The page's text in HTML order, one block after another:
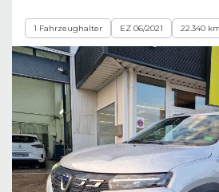
1 Fahrzeughalter EZ 06/2021 22.340